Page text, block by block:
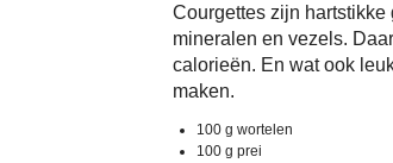
Courgettes zijn hartstikke
mineralen en vezels.
calorieën. En wat ook
maken.
100 g wortelen
100 g prei